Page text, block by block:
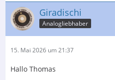
Giradischi
Analogliebhaber
15. Mai 2026 um 21:37
Hallo Thomas